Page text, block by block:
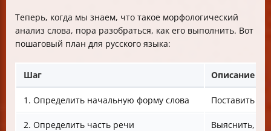
Теперь, когда мы знаем, что такое морфологический
анализ слова, пора разобраться, как его выполнить. Вот
пошаговый план для русского языка:
Шаг Описание
1. Определить начальную форму слова Поставить
2. Определить часть речи Выяснить, к